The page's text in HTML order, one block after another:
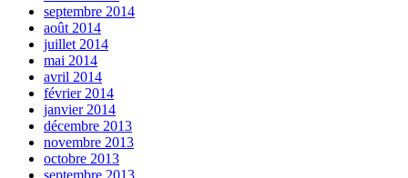
septembre 2014
août 2014
juillet 2014
mai 2014
avril 2014
février 2014
janvier 2014
décembre 2013
novembre 2013
octobre 2013
septembre 2013